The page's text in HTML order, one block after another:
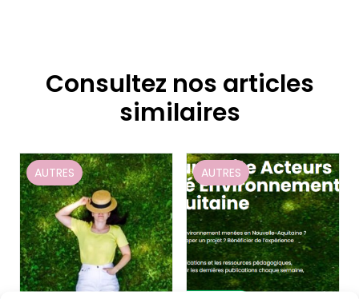
Consultez nos articles
similaires
AUTRES AUTRES